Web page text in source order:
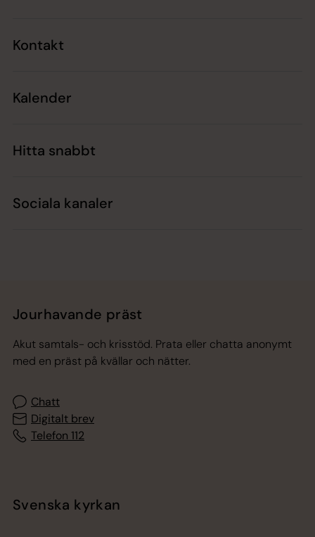
Kontakt
Kalender
Hitta snabbt
Sociala kanaler
Jourhavande präst
Akut samtals- och krisstöd. Prata eller chatta anonymt
med en präst på kvällar och nätter.
Chatt
Digitalt brev
Telefon 112
Svenska kyrkan